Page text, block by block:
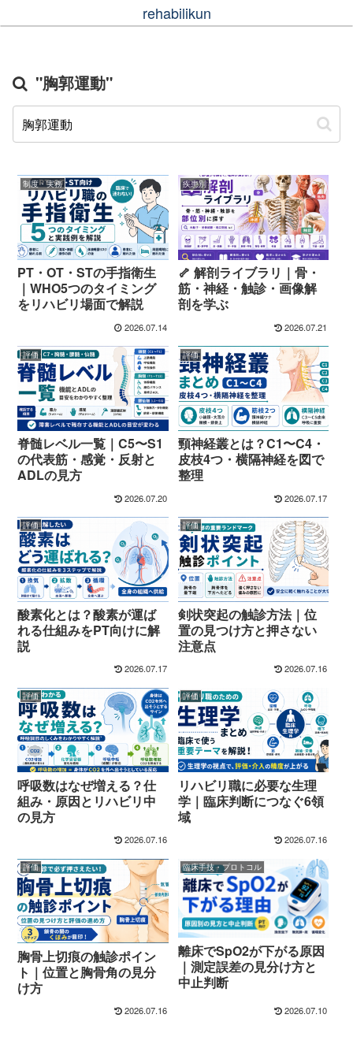
rehabilikun
"胸郭運動"
制度・実務
PT・OT・STの手指衛生
｜WHO5つのタイミング
をリハビリ場面で解説
2026.07.14
疾患別
🦴 解剖ライブラリ｜骨・
筋・神経・触診・画像解
剖を学ぶ
2026.07.21
評価
脊髄レベル一覧｜C5〜S1
の代表筋・感覚・反射と
ADLの見方
2026.07.20
評価
頸神経叢とは？C1〜C4・
皮枝4つ・横隔神経を図で
整理
2026.07.17
評価
酸素化とは？酸素が運ば
れる仕組みをPT向けに解
説
2026.07.17
評価
剣状突起の触診方法｜位
置の見つけ方と押さない
注意点
2026.07.16
評価
呼吸数はなぜ増える？仕
組み・原因とリハビリ中
の見方
2026.07.16
評価
リハビリ職に必要な生理
学｜臨床判断につなぐ6領
域
2026.07.16
評価
胸骨上切痕の触診ポイン
ト｜位置と胸骨角の見分
け方
2026.07.16
臨床手技・プロトコル
離床でSpO2が下がる原因
｜測定誤差の見分け方と
中止判断
2026.07.10